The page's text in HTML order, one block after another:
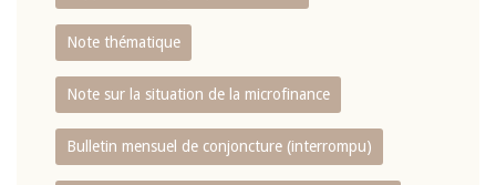
Note thématique
Note sur la situation de la microfinance
Bulletin mensuel de conjoncture (interrompu)